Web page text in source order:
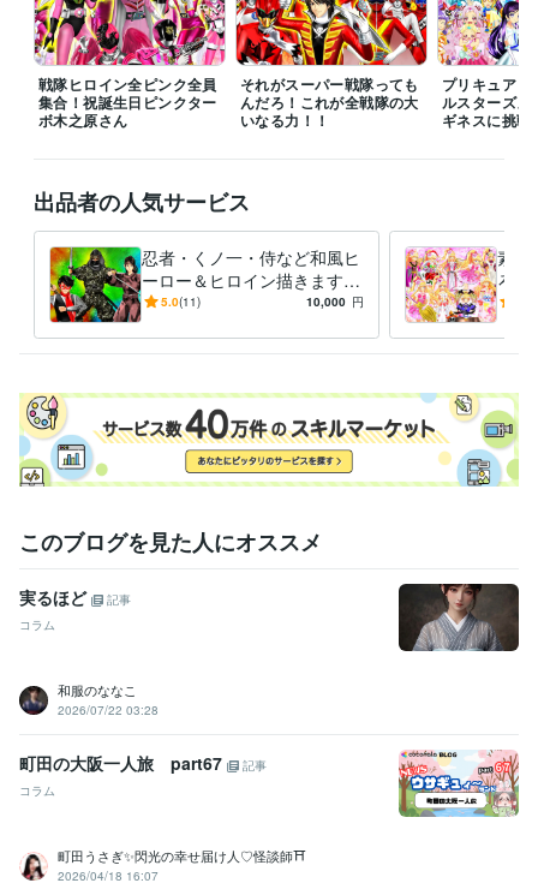
ビジネス・クリエイティブツール
Adobe Photoshop:20年Filmora:5年Excel:10年PowerPoint:5年
Word:5年
その他ツール
イラスト作成・漫画制作 イラスト　ロゴ　デザイン　動画　小説
ラスト　ロゴ　デザイン　動画　小説
アニメ コミック 特撮 ゲーム
戦隊ヒロイン全ピンク全員
集合！祝誕生日ピンクター
ボ木之原さん
それがスーパー戦隊っても
んだろ！これが全戦隊の大
いなる力！！
プリキュア１
ルスターズ
ギネスに挑戦
出品者の人気サービス
忍者・くノ一・侍など和風ヒ
ーロー＆ヒロイン描きます
いかなるご指示でもイラスト
5.0(11) 10,000 円
素敵
ろな
ご希
このブログを見た人にオススメ
実るほど
記事
コラム
和服のななこ
2026/07/22 03:28
町田の大阪一人旅 part67
記事
コラム
町田うさぎ✨閃光の幸せ届け人♡怪談師⛩️
2026/04/18 16:07